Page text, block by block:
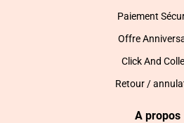
Paiement
Offre
Click And
Retour /
A propos